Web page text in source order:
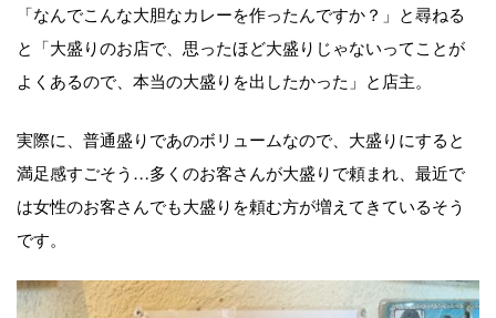
「なんでこんな大胆なカレーを作ったんですか？」と尋ねる
と「大盛りのお店で、思ったほど大盛りじゃないってことが
よくあるので、本当の大盛りを出したかった」と店主。
実際に、普通盛りであのボリュームなので、大盛りにすると
満足感すごそう…多くのお客さんが大盛りで頼まれ、最近で
は女性のお客さんでも大盛りを頼む方が増えてきているそう
です。